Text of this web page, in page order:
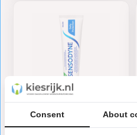
Consent About